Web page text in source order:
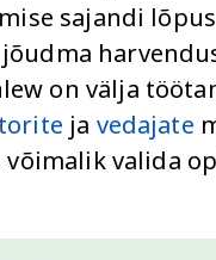
sajandi
on välja
ja vedajate
valida